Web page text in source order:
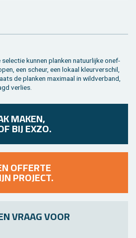
kun­nen plan­ken na­tuur­lij­ke on­ef­
een scheur, een lo­kaal kleur­ver­schil,
de plan­ken maxi­maal in wild­ver­band,
ver­lies.
MAKEN,
BIJ EXZO.
OFFERTE
PROJECT.
VRAAG VOOR